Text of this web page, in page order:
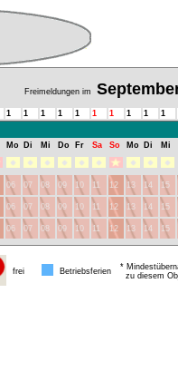
Freimeldungen im
1 1 1 1 1 1 1 1 1 1
Mo Di Mi Do Fr Sa So Mo Di Mi
06 07 08 09 10 11 12 13 14
15
06 07 08 09 10 11 12 13 14
15
06 07 08 09 10 11 12 13 14 15
frei Betriebsferien
*
zu diesem